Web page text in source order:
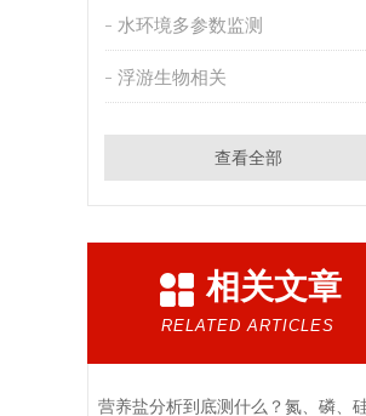
水环境多参数监测
浮游生物相关
查看全部
相关文章
RELATED ARTICLES